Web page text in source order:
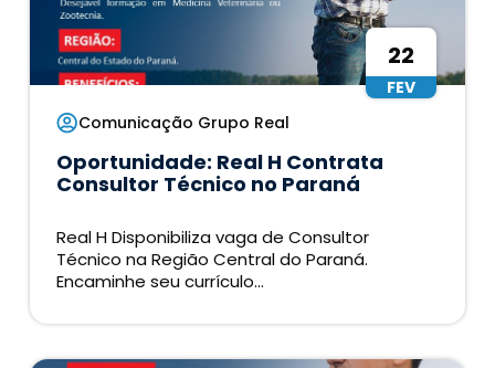
22
FEV
Comunicação Grupo Real
Oportunidade: Real H Contrata
Consultor Técnico no Paraná
Real H Disponibiliza vaga de Consultor
Técnico na Região Central do Paraná.
Encaminhe seu currículo...